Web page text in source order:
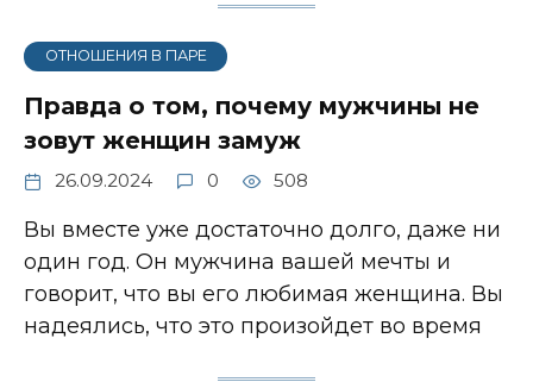
ОТНОШЕНИЯ В ПАРЕ
Правда о том, почему мужчины не
зовут женщин замуж
26.09.2024 0 508
Вы вместе уже достаточно долго, даже ни
один год. Он мужчина вашей мечты и
говорит, что вы его любимая женщина. Вы
надеялись, что это произойдет во время